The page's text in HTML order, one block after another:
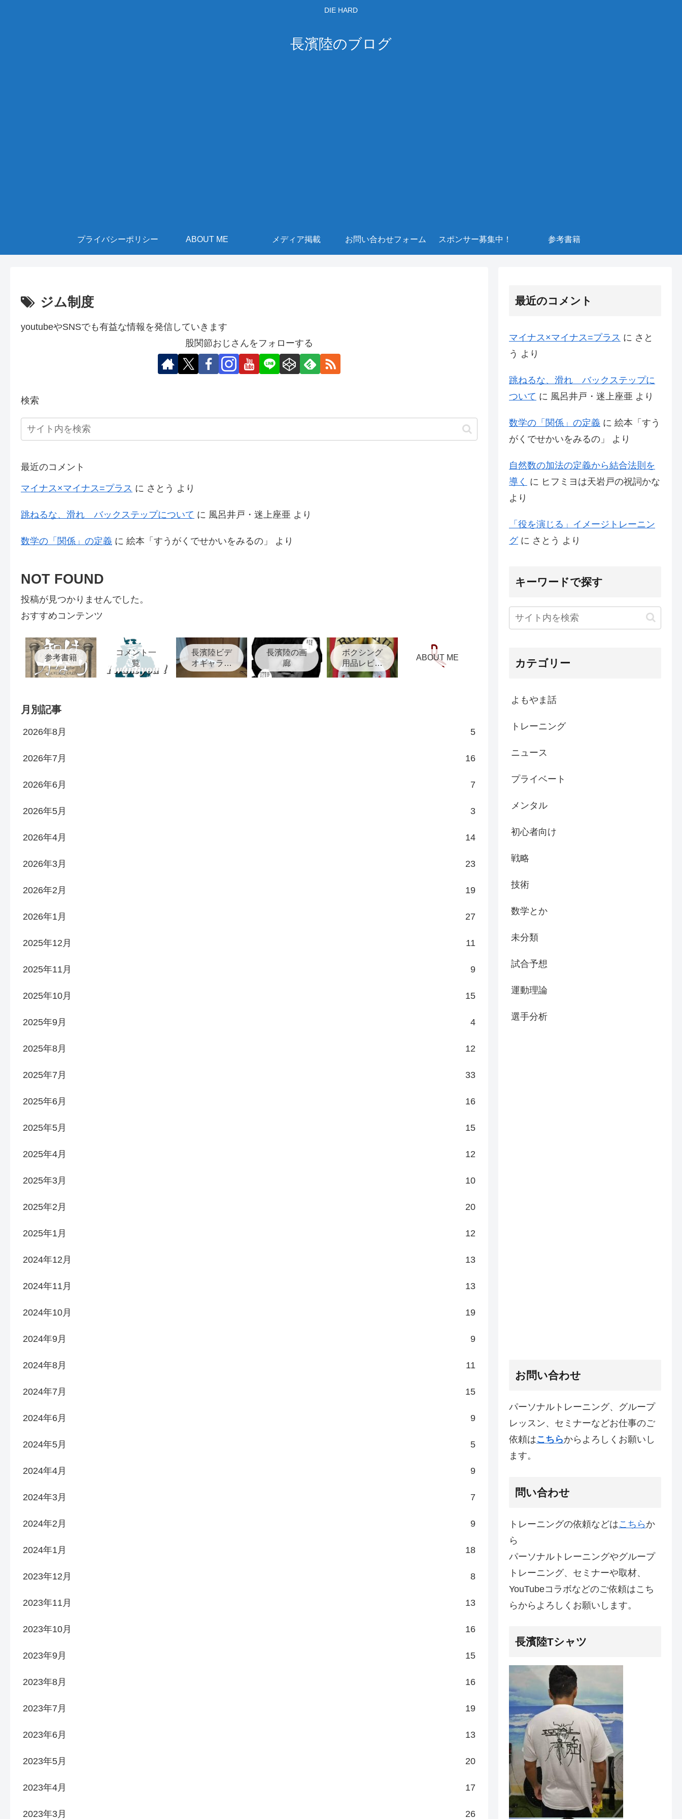
DIE HARD
長濱陸のブログ
プライバシーポリシー ABOUT ME メディア掲載 お問い合わせフォーム スポンサー募集中！ 参考書籍
ジム制度
youtubeやSNSでも有益な情報を発信していきます
股関節おじさんをフォローする
検索
最近のコメント
マイナス×マイナス=プラス に さとう より
跳ねるな、滑れ バックステップについて に 風呂井戸・迷上座亜 より
数学の「関係」の定義 に 絵本「すうがくでせかいをみるの」 より
NOT FOUND
投稿が見つかりませんでした。
おすすめコンテンツ
参考書籍
コメント一
覧
長濱陸ビデ
オギャラリ
ー
長濱陸の画
廊
ボクシング
用品レビュ
ー
ABOUT ME
月別記事
2026年8月 5
2026年7月 16
2026年6月 7
2026年5月 3
2026年4月 14
2026年3月 23
2026年2月 19
2026年1月 27
2025年12月 11
2025年11月 9
2025年10月 15
2025年9月 4
2025年8月 12
2025年7月 33
2025年6月 16
2025年5月 15
2025年4月 12
2025年3月 10
2025年2月 20
2025年1月 12
2024年12月 13
2024年11月 13
2024年10月 19
2024年9月 9
2024年8月 11
2024年7月 15
2024年6月 9
2024年5月 5
2024年4月 9
2024年3月 7
2024年2月 9
2024年1月 18
2023年12月 8
2023年11月 13
2023年10月 16
2023年9月 15
2023年8月 16
2023年7月 19
2023年6月 13
2023年5月 20
2023年4月 17
2023年3月 26
最近のコメント
マイナス×マイナス=プラス に さと
う より
跳ねるな、滑れ バックステップに
ついて に 風呂井戸・迷上座亜 より
数学の「関係」の定義 に 絵本「すう
がくでせかいをみるの」
より
自然数の加法の定義から結合法則を
導く に ヒフミヨは天岩戸の祝詞かな
より
「役を演じる」イメージトレーニン
グに さとう より
キーワードで探す
カテゴリー
よもやま話
トレーニング
ニュース
プライベート
メンタル
初心者向け
戦略
技術
数学とか
未分類
試合予想
運動理論
選手分析
お問い合わせ
パーソナルトレーニング、グループ
レッスン、セミナーなどお仕事のご
依頼はこちらからよろしくお願いし
ます。
問い合わせ
トレーニングの依頼などはこちら か
ら
パーソナルトレーニングやグループ
トレーニング、セミナーや取材、
YouTubeコラボなどのご依頼はこち
らからよろしくお願いします。
長濱陸Tシャツ